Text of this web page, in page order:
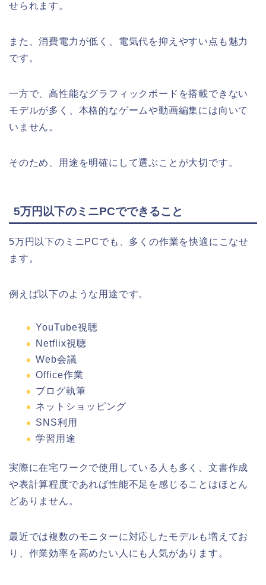
せられます。
また、消費電力が低く、電気代を抑えやすい点も魅力
です。
一方で、高性能なグラフィックボードを搭載できない
モデルが多く、本格的なゲームや動画編集には向いて
いません。
そのため、用途を明確にして選ぶことが大切です。
5万円以下のミニPCでできること
5万円以下のミニPCでも、多くの作業を快適にこなせ
ます。
例えば以下のような用途です。
YouTube視聴
Netflix視聴
Web会議
Office作業
ブログ執筆
ネットショッピング
SNS利用
学習用途
実際に在宅ワークで使用している人も多く、文書作成
や表計算程度であれば性能不足を感じることはほとん
どありません。
最近では複数のモニターに対応したモデルも増えてお
り、作業効率を高めたい人にも人気があります。